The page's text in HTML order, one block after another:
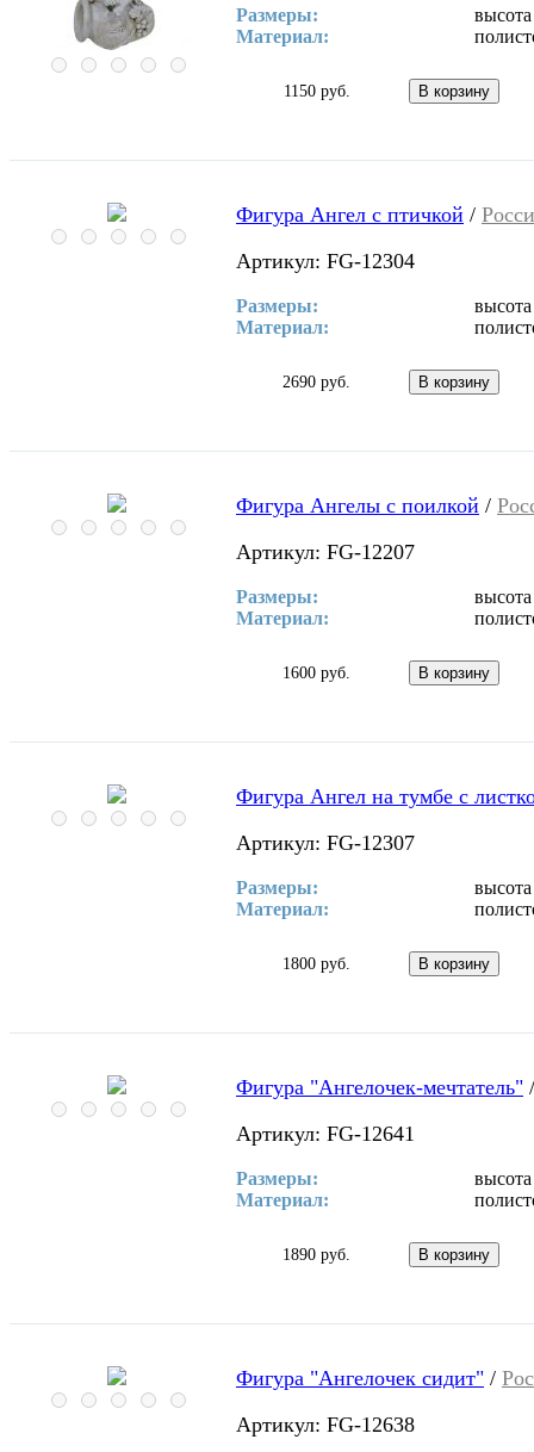
Размеры:
Материал:
1150 руб.
Фигура Ангел с птичкой /
Артикул: FG-12304
Размеры:
Материал:
2690 руб.
Фигура Ангелы с поилкой /
Артикул: FG-12207
Размеры:
Материал:
1600 руб.
Фигура Ангел на тумбе с
Артикул: FG-12307
Размеры:
Материал:
1800 руб.
Фигура "Ангелочек-мечтатель"
Артикул: FG-12641
Размеры:
Материал:
1890 руб.
Фигура "Ангелочек сидит" /
Артикул: FG-12638